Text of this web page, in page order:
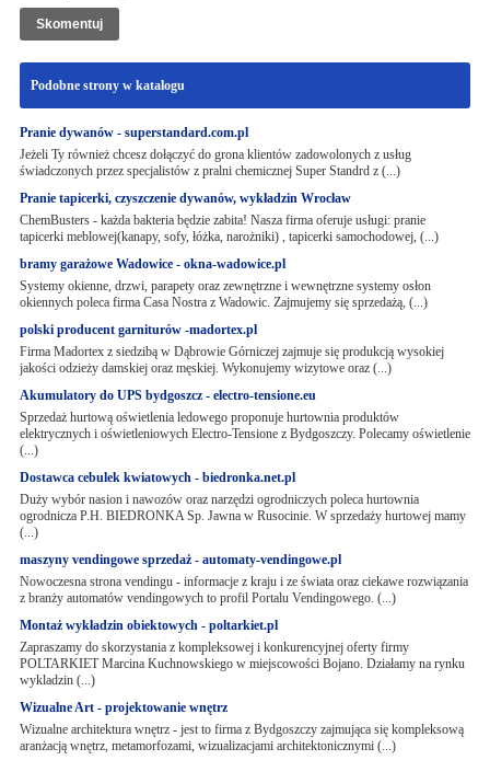
Podobne strony w katalogu
Pranie dywanów - superstandard.com.pl
Jeżeli Ty również chcesz dołączyć do grona klientów zadowolonych z usług
świadczonych przez specjalistów z pralni chemicznej Super Standrd z (...)
Pranie tapicerki, czyszczenie dywanów, wykładzin Wrocław
ChemBusters - każda bakteria będzie zabita! Nasza firma oferuje usługi: pranie
tapicerki meblowej(kanapy, sofy, łóżka, narożniki) , tapicerki samochodowej, (...)
bramy garażowe Wadowice - okna-wadowice.pl
Systemy okienne, drzwi, parapety oraz zewnętrzne i wewnętrzne systemy osłon
okiennych poleca firma Casa Nostra z Wadowic. Zajmujemy się sprzedażą, (...)
polski producent garniturów -madortex.pl
Firma Madortex z siedzibą w Dąbrowie Górniczej zajmuje się produkcją wysokiej
jakości odzieży damskiej oraz męskiej. Wykonujemy wizytowe oraz (...)
Akumulatory do UPS bydgoszcz - electro-tensione.eu
Sprzedaż hurtową oświetlenia ledowego proponuje hurtownia produktów
elektrycznych i oświetleniowych Electro-Tensione z Bydgoszczy. Polecamy oświetlenie
(...)
Dostawca cebulek kwiatowych - biedronka.net.pl
Duży wybór nasion i nawozów oraz narzędzi ogrodniczych poleca hurtownia
ogrodnicza P.H. BIEDRONKA Sp. Jawna w Rusocinie. W sprzedaży hurtowej mamy
(...)
maszyny vendingowe sprzedaż - automaty-vendingowe.pl
Nowoczesna strona vendingu - informacje z kraju i ze świata oraz ciekawe rozwiązania
z branży automatów vendingowych to profil Portalu Vendingowego. (...)
Montaż wykładzin obiektowych - poltarkiet.pl
Zapraszamy do skorzystania z kompleksowej i konkurencyjnej oferty firmy
POLTARKIET Marcina Kuchnowskiego w miejscowości Bojano. Działamy na rynku
wykladzin (...)
Wizualne Art - projektowanie wnętrz
Wizualne architektura wnętrz - jest to firma z Bydgoszczy zajmująca się kompleksową
aranżacją wnętrz, metamorfozami, wizualizacjami architektonicznymi (...)